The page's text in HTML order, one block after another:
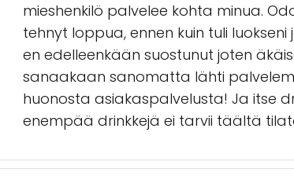
mieshenkilö palvelee kohta minua.
tehnyt loppua, ennen kuin tuli
en edelleenkään suostunut joten
sanaakaan sanomatta lähti
huonosta asiakaspalvelusta! Ja itse
enempää drinkkejä ei tarvii täältä